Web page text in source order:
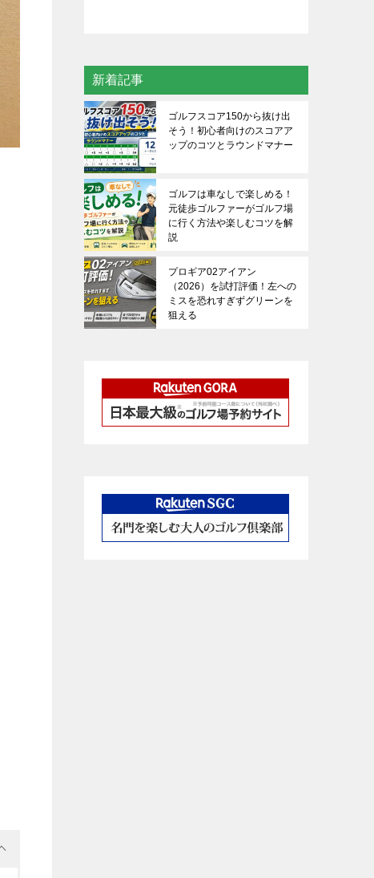
新着記事
ゴルフスコア150から抜け出
そう！初心者向けのスコアア
ップのコツとラウンドマナー
ゴルフは車なしで楽しめる！
元徒歩ゴルファーがゴルフ場
に行く方法や楽しむコツを解
説
プロギア02アイアン
（2026）を試打評価！左への
ミスを恐れすぎずグリーンを
狙える